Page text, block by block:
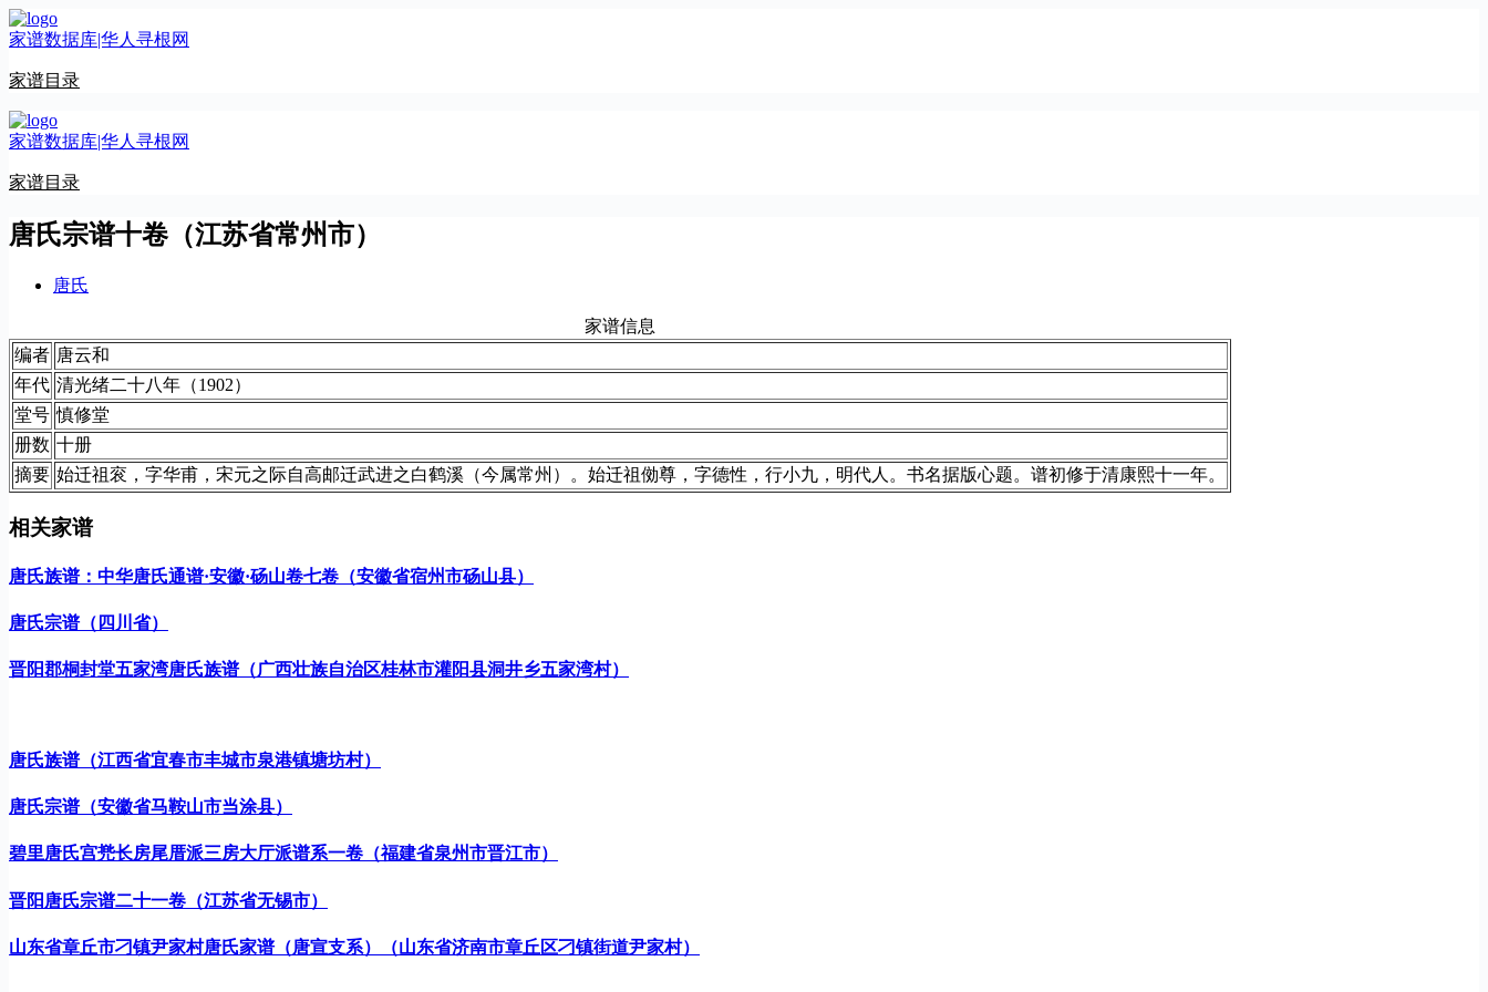
跳
至
容
家谱数据库|华人寻根网
家谱目录
家谱数据库|华人寻根网
家谱目录
唐氏宗谱十卷（江苏省常州市）
唐氏
家谱信息
编者 唐云和
年代 清光绪二十八年（1902）
堂号 慎修堂
册数 十册
摘要 始迁祖衮，字华甫，宋元之际自高邮迁武进之白鹤溪（今属常州）。始迁祖俲尊，字德性，行小九，明代人。书名据版心题。谱初修于清康熙十一年。
相关家谱
唐氏族谱：中华唐氏通谱·安徽·砀山卷七卷（安徽省宿州市砀山县）
唐氏宗谱（四川省）
晋阳郡桐封堂五家湾唐氏族谱（广西壮族自治区桂林市灌阳县洞井乡五家湾村）
唐氏族谱（江西省宜春市丰城市泉港镇塘坊村）
唐氏宗谱（安徽省马鞍山市当涂县）
碧里唐氏宫兠长房尾厝派三房大厅派谱系一卷（福建省泉州市晋江市）
晋阳唐氏宗谱二十一卷（江苏省无锡市）
山东省章丘市刁镇尹家村唐氏家谱（唐宣支系）（山东省济南市章丘区刁镇街道尹家村）